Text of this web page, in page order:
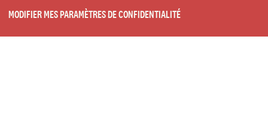
MODIFIER MES PARAMÈTRES DE CONFIDENTIALITÉ